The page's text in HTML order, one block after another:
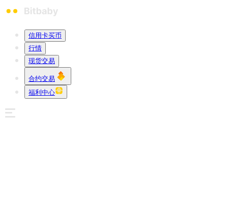
信用卡买币
行情
现货交易
合约交易
福利中心